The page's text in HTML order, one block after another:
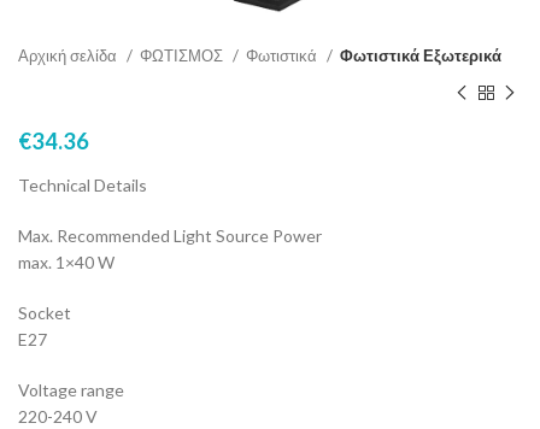
Αρχική σελίδα ΦΩΤΙΣΜΟΣ Φωτιστικά Φωτιστικά Εξωτερικά
€34.36
Technical Details
Max. Recommended Light Source Power
max. 1×40 W
Socket
E27
Voltage range
220-240 V